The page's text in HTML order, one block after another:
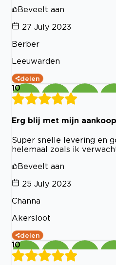
Beveelt aan
27 July 2023
Berber
Leeuwarden
delen
10
Erg blij met mijn aankoop
Super snelle levering en
helemaal zoals ik
Beveelt aan
25 July 2023
Channa
Akersloot
delen
10